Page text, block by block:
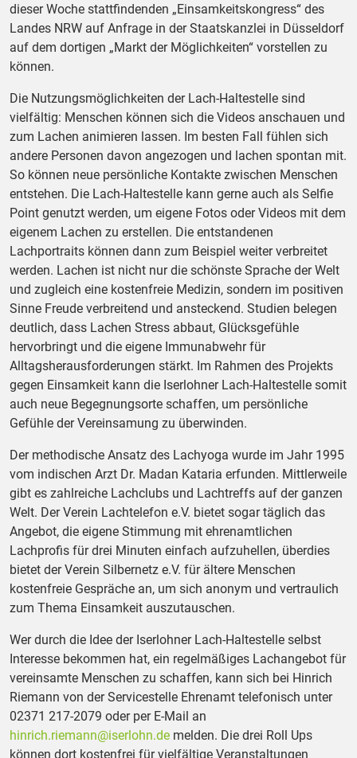
dieser Woche stattfindenden „Einsamkeitskongress“ des
Landes NRW auf Anfrage in der Staatskanzlei in Düsseldorf
auf dem dortigen „Markt der Möglichkeiten“ vorstellen zu
können.
Die Nutzungsmöglichkeiten der Lach-Haltestelle sind
vielfältig: Menschen können sich die Videos anschauen und
zum Lachen animieren lassen. Im besten Fall fühlen sich
andere Personen davon angezogen und lachen spontan mit.
So können neue persönliche Kontakte zwischen Menschen
entstehen. Die Lach-Haltestelle kann gerne auch als Selfie
Point genutzt werden, um eigene Fotos oder Videos mit dem
eigenem Lachen zu erstellen. Die entstandenen
Lachportraits können dann zum Beispiel weiter verbreitet
werden. Lachen ist nicht nur die schönste Sprache der Welt
und zugleich eine kostenfreie Medizin, sondern im positiven
Sinne Freude verbreitend und ansteckend. Studien belegen
deutlich, dass Lachen Stress abbaut, Glücksgefühle
hervorbringt und die eigene Immunabwehr für
Alltagsherausforderungen stärkt. Im Rahmen des Projekts
gegen Einsamkeit kann die Iserlohner Lach-Haltestelle somit
auch neue Begegnungsorte schaffen, um persönliche
Gefühle der Vereinsamung zu überwinden.
Der methodische Ansatz des Lachyoga wurde im Jahr 1995
vom indischen Arzt Dr. Madan Kataria erfunden. Mittlerweile
gibt es zahlreiche Lachclubs und Lachtreffs auf der ganzen
Welt. Der Verein Lachtelefon e.V. bietet sogar täglich das
Angebot, die eigene Stimmung mit ehrenamtlichen
Lachprofis für drei Minuten einfach aufzuhellen, überdies
bietet der Verein Silbernetz e.V. für ältere Menschen
kostenfreie Gespräche an, um sich anonym und vertraulich
zum Thema Einsamkeit auszutauschen.
Wer durch die Idee der Iserlohner Lach-Haltestelle selbst
Interesse bekommen hat, ein regelmäßiges Lachangebot für
vereinsamte Menschen zu schaffen, kann sich bei Hinrich
Riemann von der Servicestelle Ehrenamt telefonisch unter
02371 217-2079 oder per E-Mail an
hinrich.riemann@iserlohn.de melden. Die drei Roll Ups
können dort kostenfrei für vielfältige Veranstaltungen